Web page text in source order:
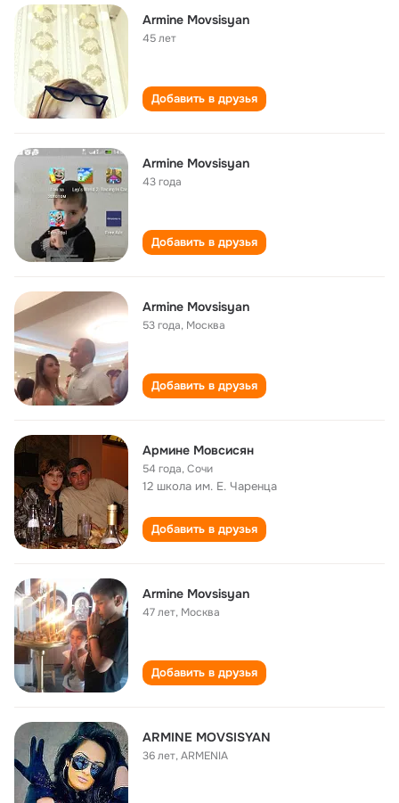
Armine Movsisyan
45 лет
Добавить в друзья
Armine Movsisyan
43 года
Добавить в друзья
Armine Movsisyan
53 года, Москва
Добавить в друзья
Армине Мовсисян
54 года,Сочи
12 школа им. Е. Чаренца
Добавить в друзья
Armine Movsisyan
47 лет, Москва
Добавить в друзья
ARMINE MOVSISYAN
36 лет,ARMENIA